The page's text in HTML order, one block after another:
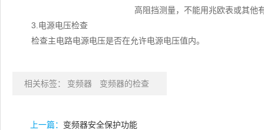
高阻挡测量，不能用兆欧表或其他
3.电源电压检查
检查主电路电源电压是否在允许电源电压值内。
相关标签： 变频器 变频器的检查
上一篇： 变频器安全保护功能